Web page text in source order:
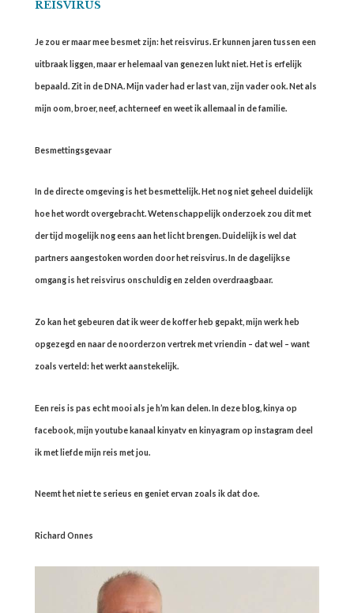
REISVIRUS
Je zou er maar mee besmet zijn: het reisvirus. Er kunnen jaren tussen een
uitbraak liggen, maar er helemaal van genezen lukt niet. Het is erfelijk
bepaald. Zit in de DNA. Mijn vader had er last van, zijn vader ook. Net als
mijn oom, broer, neef, achterneef en weet ik allemaal in de familie.
Besmettingsgevaar
In de directe omgeving is het besmettelijk. Het nog niet geheel duidelijk
hoe het wordt overgebracht. Wetenschappelijk onderzoek zou dit met
der tijd mogelijk nog eens aan het licht brengen. Duidelijk is wel dat
partners aangestoken worden door het reisvirus. In de dagelijkse
omgang is het reisvirus onschuldig en zelden overdraagbaar.
Zo kan het gebeuren dat ik weer de koffer heb gepakt, mijn werk heb
opgezegd en naar de noorderzon vertrek met vriendin – dat wel – want
zoals verteld: het werkt aanstekelijk.
Een reis is pas echt mooi als je h’m kan delen. In deze blog, kinya op
facebook, mijn youtube kanaal kinyatv en kinyagram op instagram deel
ik met liefde mijn reis met jou.
Neemt het niet te serieus en geniet ervan zoals ik dat doe.
Richard Onnes